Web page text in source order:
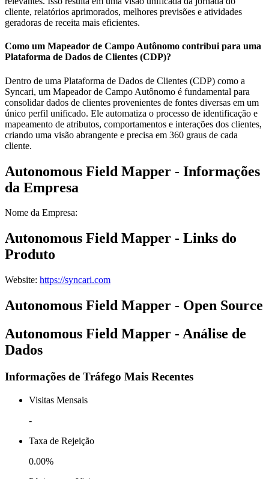
cliente, relatórios aprimorados, melhores previsões e atividades
geradoras de receita mais eficientes.
Como um Mapeador de Campo Autônomo contribui para uma
Plataforma de Dados de Clientes (CDP)?
Dentro de uma Plataforma de Dados de Clientes (CDP) como a
Syncari, um Mapeador de Campo Autônomo é fundamental para
consolidar dados de clientes provenientes de fontes diversas em um
único perfil unificado. Ele automatiza o processo de identificação e
mapeamento de atributos, comportamentos e interações dos clientes,
criando uma visão abrangente e precisa em 360 graus de cada
cliente.
Autonomous Field Mapper - Informações
da Empresa
Nome da Empresa:
Autonomous Field Mapper - Links do
Produto
Website: https://syncari.com
Autonomous Field Mapper - Open Source
Autonomous Field Mapper - Análise de
Dados
Informações de Tráfego Mais Recentes
Visitas Mensais
-
Taxa de Rejeição
0.00%